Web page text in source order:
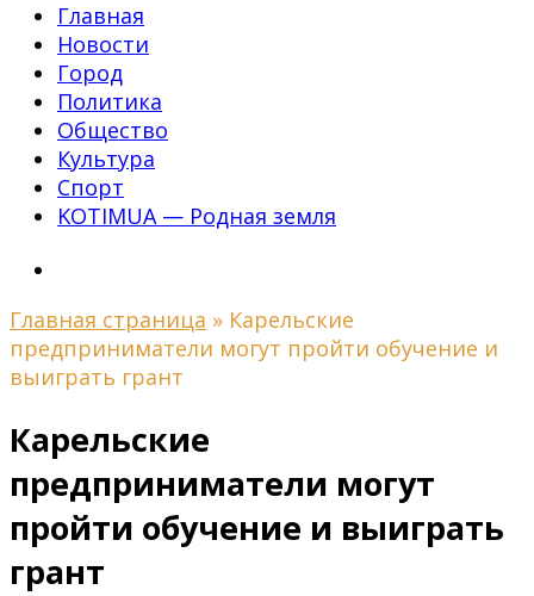
Главная
Новости
Город
Политика
Общество
Культура
Спорт
KOTIMUA — Родная земля
Главная страница » Карельские
предприниматели могут пройти обучение и
выиграть грант
Карельские
предприниматели могут
пройти обучение и выиграть
грант